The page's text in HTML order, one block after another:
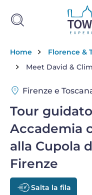
Salta al contenuto
Briciole
Home
Florence &
Meet David &
Firenze e
Tour
Accademia
alla Cupola
Firenze
Salta la fila